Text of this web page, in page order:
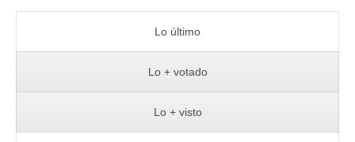
Lo último
Lo + votado
Lo + visto